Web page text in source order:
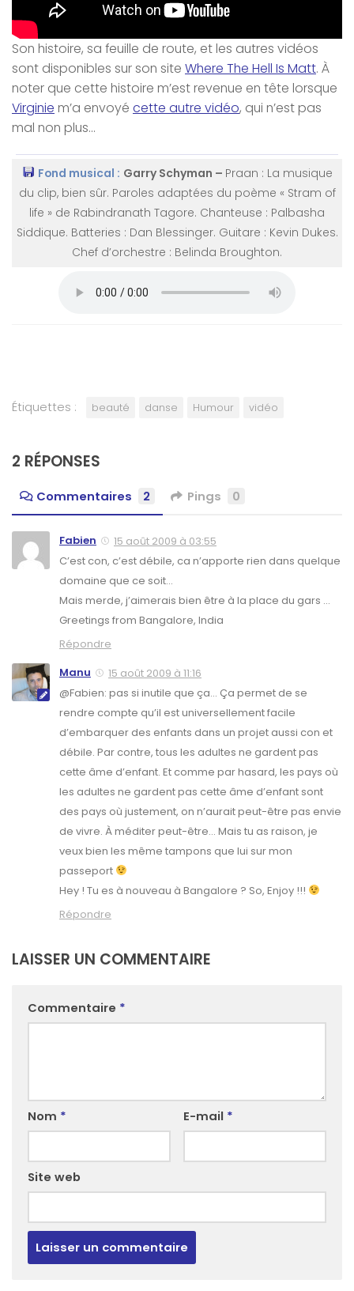
Son histoire, sa feuille de route, et les autres vidéos
sont disponibles sur son site Where The Hell Is Matt. À
noter que cette histoire m’est revenue en tête lorsque
Virginie m’a envoyé cette autre vidéo, qui n’est pas
mal non plus…
Fond musical : Garry Schyman – Praan : La musique
du clip, bien sûr. Paroles adaptées du poème « Stram of
life » de Rabindranath Tagore. Chanteuse : Palbasha
Siddique. Batteries : Dan Blessinger. Guitare : Kevin Dukes.
Chef d’orchestre : Belinda Broughton.
Étiquettes : beauté danse Humour vidéo
2 RÉPONSES
Commentaires 2 Pings 0
Fabien
15 août 2009 à 03:55
C’est con, c’est débile, ca n’apporte rien dans quelque
domaine que ce soit…
Mais merde, j’aimerais bien être à la place du gars …
Greetings from Bangalore, India
Répondre
Manu
15 août 2009 à 11:16
@Fabien: pas si inutile que ça… Ça permet de se
rendre compte qu’il est universellement facile
d’embarquer des enfants dans un projet aussi con et
débile. Par contre, tous les adultes ne gardent pas
cette âme d’enfant. Et comme par hasard, les pays où
les adultes ne gardent pas cette âme d’enfant sont
des pays où justement, on n’aurait peut-être pas envie
de vivre. À méditer peut-être… Mais tu as raison, je
veux bien les même tampons que lui sur mon
passeport
Hey ! Tu es à nouveau à Bangalore ? So, Enjoy !!!
Répondre
LAISSER UN COMMENTAIRE
Commentaire *
Nom * E-mail *
Site web